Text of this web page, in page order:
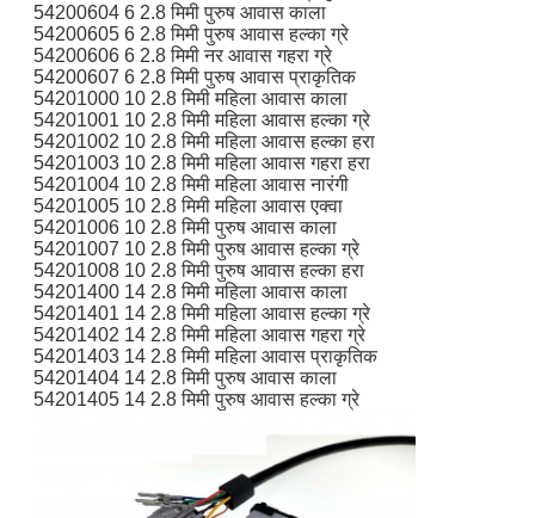
54200604 6 2.8 मिमी पुरुष आवास काला
54200605 6 2.8 मिमी पुरुष आवास हल्का ग्रे
54200606 6 2.8 मिमी नर आवास गहरा ग्रे
54200607 6 2.8 मिमी पुरुष आवास प्राकृतिक
54201000 10 2.8 मिमी महिला आवास काला
54201001 10 2.8 मिमी महिला आवास हल्का ग्रे
54201002 10 2.8 मिमी महिला आवास हल्का हरा
54201003 10 2.8 मिमी महिला आवास गहरा हरा
54201004 10 2.8 मिमी महिला आवास नारंगी
54201005 10 2.8 मिमी महिला आवास एक्वा
54201006 10 2.8 मिमी पुरुष आवास काला
54201007 10 2.8 मिमी पुरुष आवास हल्का ग्रे
54201008 10 2.8 मिमी पुरुष आवास हल्का हरा
54201400 14 2.8 मिमी महिला आवास काला
54201401 14 2.8 मिमी महिला आवास हल्का ग्रे
54201402 14 2.8 मिमी महिला आवास गहरा ग्रे
54201403 14 2.8 मिमी महिला आवास प्राकृतिक
54201404 14 2.8 मिमी पुरुष आवास काला
54201405 14 2.8 मिमी पुरुष आवास हल्का ग्रे